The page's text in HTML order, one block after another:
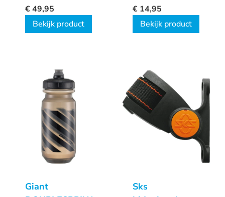
€49,95
Bekijk product
Bidonhouder
€ 14,95
Bekijk product
Giant
Sks